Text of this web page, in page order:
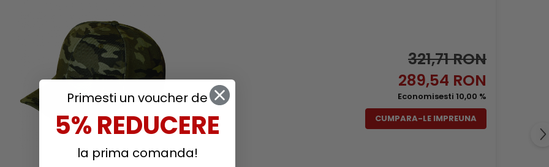
321,71 RON
289,54 RON
Economisesti 10,00 %
CUMPARA-LE IMPREUNA
Primesti un voucher de
5% REDUCERE
la prima comanda!